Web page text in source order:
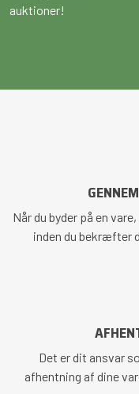
auktioner!
Når du byder på en
inden du bekræfter
Det er dit ansvar
afhentning af dine